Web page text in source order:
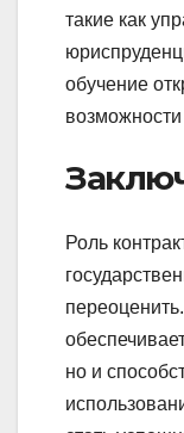
такие как
обучение
возможности
Роль
но и